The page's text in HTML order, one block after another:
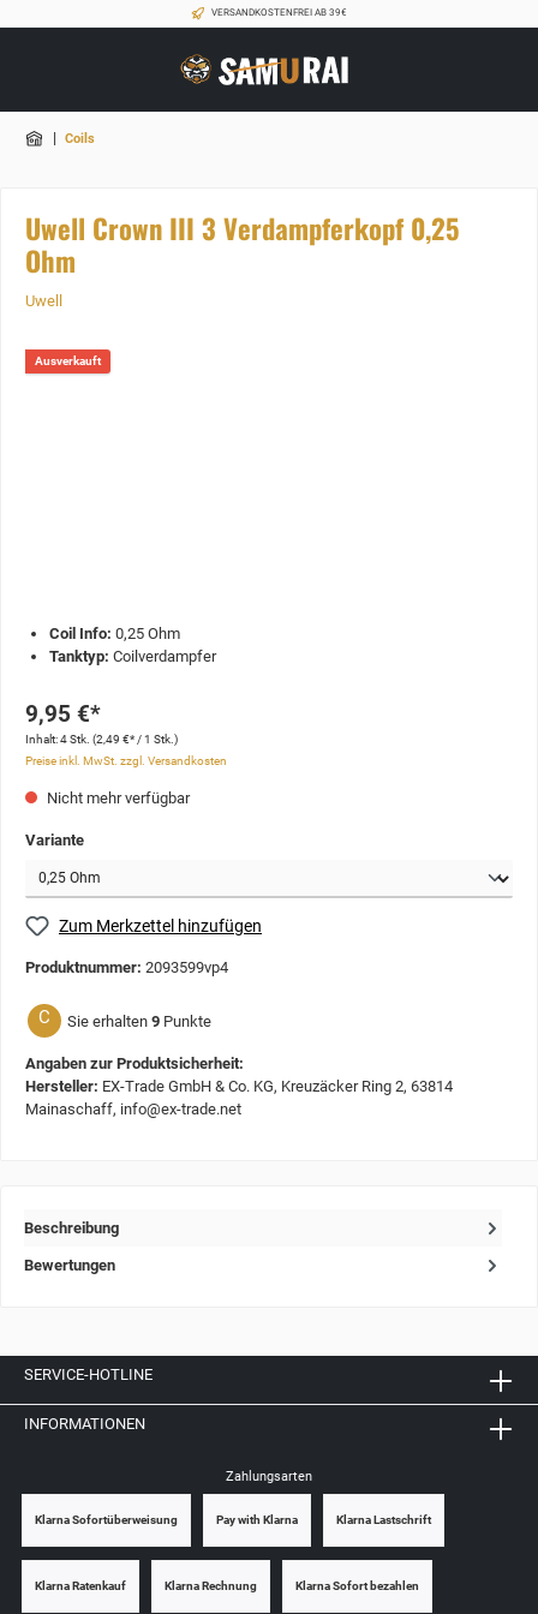
VERSANDKOSTENFREI AB 39€
| Coils
Uwell Crown III 3 Verdampferkopf 0,25
Ohm
Uwell
Ausverkauft
Coil Info: 0,25 Ohm
Tanktyp: Coilverdampfer
9,95 €*
Inhalt:4 Stk. (2,49 €* / 1 Stk.)
Preise inkl. MwSt. zzgl. Versandkosten
Nicht mehr verfügbar
Variante
Zum Merkzettel hinzufügen
Produktnummer: 2093599vp4
C Sie erhalten 9 Punkte
Angaben zur Produktsicherheit:
Hersteller: EX-Trade GmbH & Co. KG, Kreuzäcker Ring 2, 63814
Mainaschaff, info@ex-trade.net
Beschreibung
Bewertungen
SERVICE-HOTLINE
INFORMATIONEN
Zahlungsarten
Klarna Sofortüberweisung Pay with Klarna Klarna Lastschrift
Klarna Ratenkauf Klarna Rechnung Klarna Sofort bezahlen